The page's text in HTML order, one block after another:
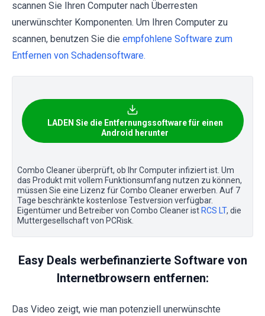
scannen Sie Ihren Computer nach Überresten
unerwünschter Komponenten. Um Ihren Computer zu
scannen, benutzen Sie die empfohlene Software zum
Entfernen von Schadensoftware.
LADEN Sie die Entfernungssoftware für einen
Android herunter
Combo Cleaner überprüft, ob Ihr Computer infiziert ist. Um
das Produkt mit vollem Funktionsumfang nutzen zu können,
müssen Sie eine Lizenz für Combo Cleaner erwerben. Auf 7
Tage beschränkte kostenlose Testversion verfügbar.
Eigentümer und Betreiber von Combo Cleaner ist RCS LT, die
Muttergesellschaft von PCRisk.
Easy Deals werbefinanzierte Software von
Internetbrowsern entfernen:
Das Video zeigt, wie man potenziell unerwünschte